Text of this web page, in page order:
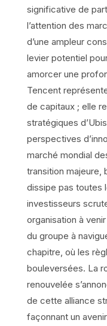
significative de
l’attention des
d’une ampleur
levier potentiel
amorcer une
Tencent
de capitaux ; elle
stratégiques
perspectives
marché mondial
transition majeure,
dissipe pas toutes
investisseurs
organisation à
du groupe à
chapitre, où les
bouleversées. La
renouvelée
de cette alliance
façonnant un